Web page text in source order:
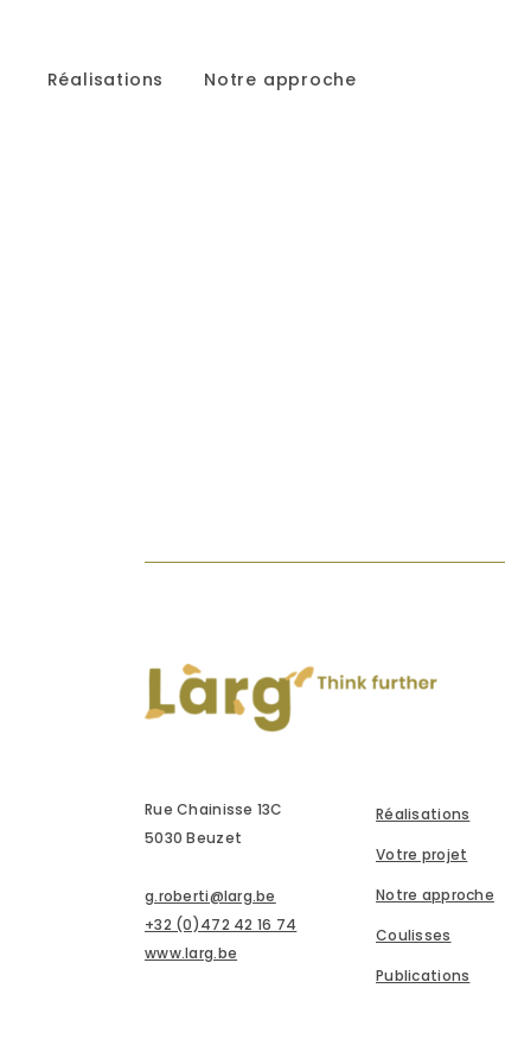
Réalisations Notre approche
Rue Chainisse 13C
5030 Beuzet
g.roberti@larg.be
+32 (0)472 42 16 74
www.larg.be
Réalisations
Votre projet
Notre approche
Coulisses
Publications